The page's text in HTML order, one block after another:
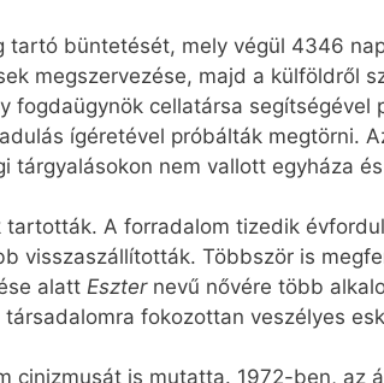
büntetését, mely végül 4346
megszervezése, majd a külföldről
cellatársa segítségével
ígéretével próbálták megtörni.
tárgyalásokon nem vallott egyháza
A forradalom tizedik
visszaszállították. Többször is
alatt Eszter nevű nővére több
fokozottan veszélyes
is mutatta. 1972-ben, az